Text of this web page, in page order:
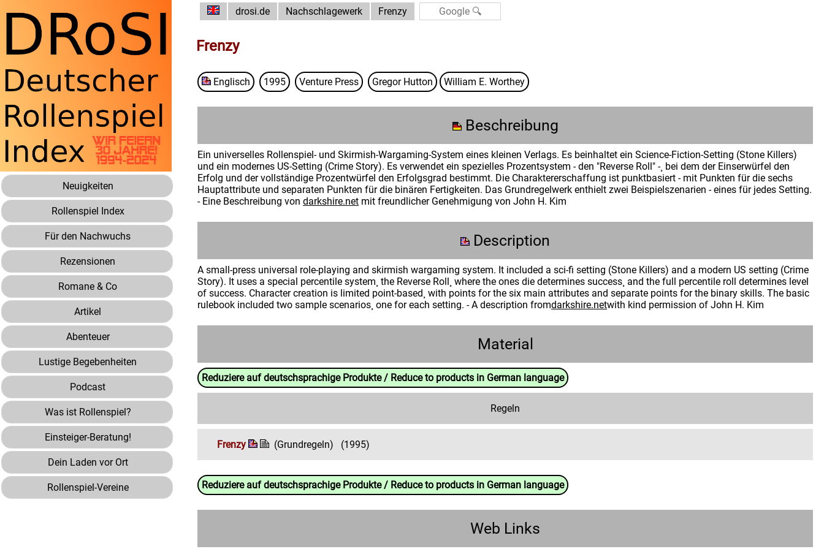
Neuigkeiten
Rollenspiel Index
Für den Nachwuchs
Rezensionen
Romane & Co
Artikel
Abenteuer
Lustige Begebenheiten
Podcast
Was ist Rollenspiel?
Einsteiger-Beratung!
Dein Laden vor Ort
Rollenspiel-Vereine
drosi.de Nachschlagewerk Frenzy
Frenzy
Englisch 1995 Venture Press Gregor Hutton William E. Worthey
Beschreibung
Ein universelles Rollenspiel- und Skirmish-Wargaming-System eines kleinen Verlags. Es beinhaltet ein Science-Fiction-Setting (Stone Killers)
und ein modernes US-Setting (Crime Story). Es verwendet ein spezielles Prozentsystem - den "Reverse Roll" -¸ bei dem der Einserwürfel den
Erfolg und der vollständige Prozentwürfel den Erfolgsgrad bestimmt. Die Charaktererschaffung ist punktbasiert - mit Punkten für die sechs
Hauptattribute und separaten Punkten für die binären Fertigkeiten. Das Grundregelwerk enthielt zwei Beispielszenarien - eines für jedes Setting.
- Eine Beschreibung von darkshire.net mit freundlicher Genehmigung von John H. Kim
Description
A small-press universal role-playing and skirmish wargaming system. It included a sci-fi setting (Stone Killers) and a modern US setting (Crime
Story). It uses a special percentile system¸ the Reverse Roll¸ where the ones die determines success¸ and the full percentile roll determines level
of success. Character creation is limited point-based¸ with points for the six main attributes and separate points for the binary skills. The basic
rulebook included two sample scenarios¸ one for each setting. - A description fromdarkshire.netwith kind permission of John H. Kim
Material
Reduziere auf deutschsprachige Produkte / Reduce to products in German language
Regeln
Frenzy (Grundregeln) (1995)
Reduziere auf deutschsprachige Produkte / Reduce to products in German language
Web Links